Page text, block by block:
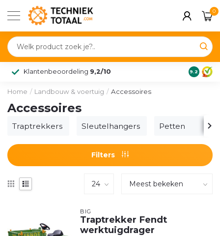
0
Klantenbeoordeling 9,2/10 9.2
Home / Landbouw & voertuig / Accessoires
Accessoires
Traptrekkers Sleutelhangers Petten
Filters
BIG
Traptrekker Fendt
werktuigdrager